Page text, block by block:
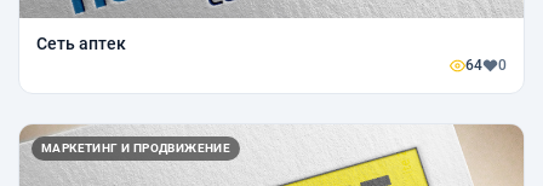
Сеть аптек
64 0
МАРКЕТИНГ И ПРОДВИЖЕНИЕ